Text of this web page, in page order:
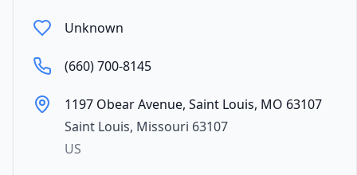
Unknown
(660) 700-8145
1197 Obear Avenue, Saint Louis, MO 63107
Saint Louis, Missouri 63107
US